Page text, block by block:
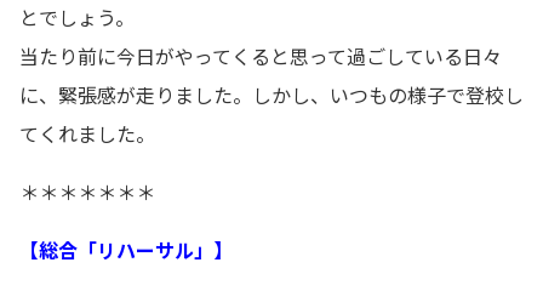
とでしょう。
当たり前に今日がやってくると思って過ごしている日々
に、緊張感が走りました。しかし、いつもの様子で登校し
てくれました。
＊＊＊＊＊＊＊
【総合「リハーサル」】